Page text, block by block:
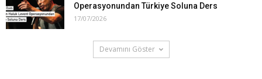
Operasyonundan Türkiye Soluna Ders
17/07/2026
Devamını Göster